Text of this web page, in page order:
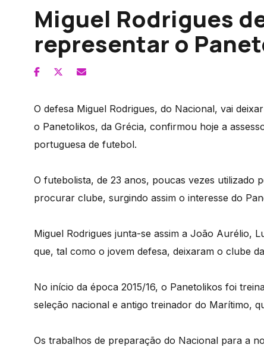
Miguel Rodrigues
representar o
O defesa Miguel Rodrigues, do Nacional, vai
o Panetolikos, da Grécia, confirmou hoje a
portuguesa de futebol.
O futebolista, de 23 anos, poucas vezes utilizado
procurar clube, surgindo assim o interesse do
Miguel Rodrigues junta-se assim a João Aurélio,
que, tal como o jovem defesa, deixaram o clube
No início da época 2015/16, o Panetolikos foi
seleção nacional e antigo treinador do Marítimo,
Os trabalhos de preparação do Nacional para a